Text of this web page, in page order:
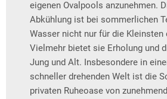
eigenen Ovalpools anzunehmen.
Abkühlung ist bei sommerlichen
Wasser nicht nur für die Kleinsten
Vielmehr bietet sie Erholung und
Jung und Alt. Insbesondere in
schneller drehenden Welt ist die
privaten Ruheoase von